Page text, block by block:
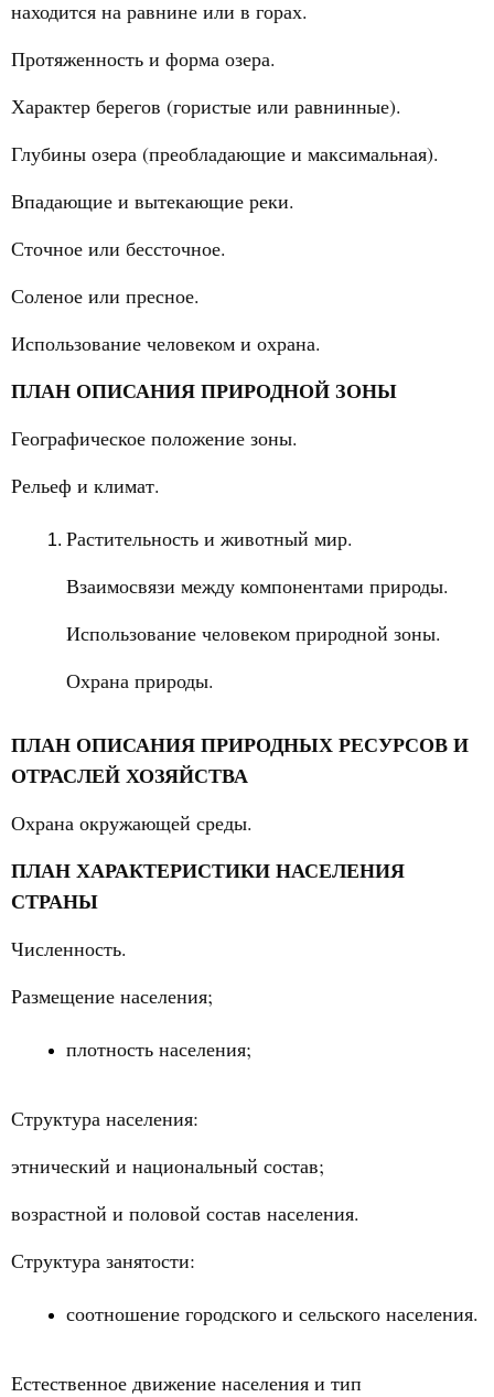
находится на равнине или в горах.
Протяженность и форма озера.
Характер берегов (гористые или равнинные).
Глубины озера (преобладающие и максимальная).
Впадающие и вытекающие реки.
Сточное или бессточное.
Соленое или пресное.
Использование человеком и охрана.
ПЛАН ОПИСАНИЯ ПРИРОДНОЙ ЗОНЫ
Географическое положение зоны.
Рельеф и климат.
Растительность и животный мир.
Взаимосвязи между компонентами природы.
Использование человеком природной зоны.
Охрана природы.
ПЛАН ОПИСАНИЯ ПРИРОДНЫХ РЕСУРСОВ И
ОТРАСЛЕЙ ХОЗЯЙСТВА
Охрана окружающей среды.
ПЛАН ХАРАКТЕРИСТИКИ НАСЕЛЕНИЯ
СТРАНЫ
Численность.
Размещение населения;
плотность населения;
Структура населения:
этнический и национальный состав;
возрастной и половой состав населения.
Структура занятости:
соотношение городского и сельского населения.
Естественное движение населения и тип